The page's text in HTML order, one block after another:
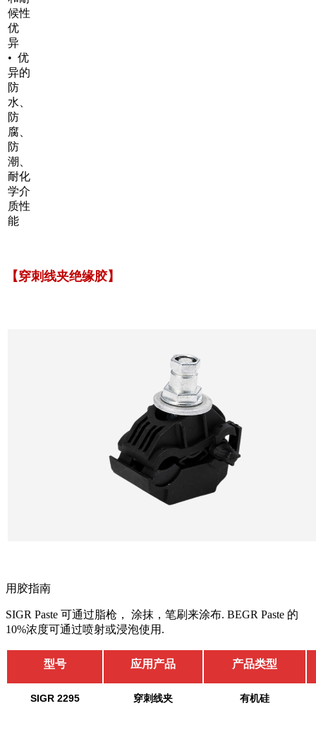
候性
优
异
• 优
异的
防
水、
防
腐、
防
潮、
耐化
学介
质性
能
【穿刺线夹绝缘胶】
用胶指南
SIGR Paste 可通过脂枪， 涂抹，笔刷来涂布. BEGR Paste 的
10%浓度可通过喷射或浸泡使用.
型号 应用产品 产品类型
SIGR 2295 穿刺线夹 有机硅